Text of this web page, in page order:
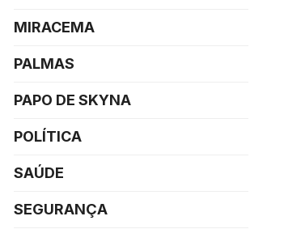
MIRACEMA
PALMAS
PAPO DE SKYNA
POLÍTICA
SAÚDE
SEGURANÇA